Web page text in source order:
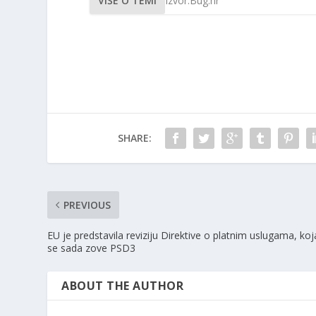
SHARE:
PREVIOUS
EU je predstavila reviziju Direktive o platnim uslugama,
se sada zove PSD3
ABOUT THE AUTHOR